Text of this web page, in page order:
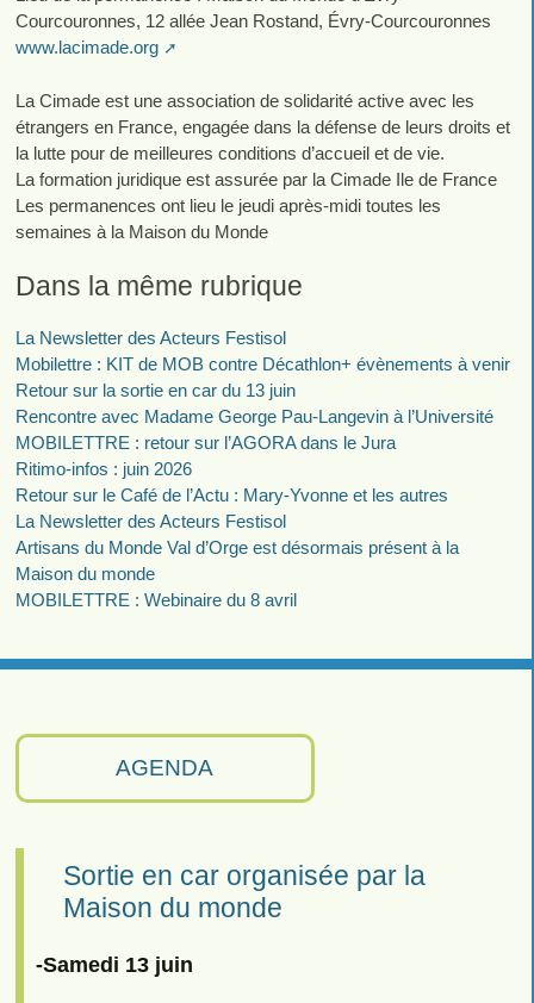
AGENDA
Sortie en car organisée par la
Maison du monde
-Samedi 13 juin
Courcouronnes, 12 allée Jean Rostand, Évry-Courcouronnes
www.lacimade.org
La Cimade est une association de solidarité active avec les
étrangers en France, engagée dans la défense de leurs droits et
la lutte pour de meilleures conditions d’accueil et de vie.
La formation juridique est assurée par la Cimade Ile de France
Les permanences ont lieu le jeudi après-midi toutes les
semaines à la Maison du Monde
Dans la même rubrique
La Newsletter des Acteurs Festisol
Mobilettre : KIT de MOB contre Décathlon+ évènements à venir
Retour sur la sortie en car du 13 juin
Rencontre avec Madame George Pau-Langevin à l’Université
MOBILETTRE : retour sur l’AGORA dans le Jura
Ritimo-infos : juin 2026
Retour sur le Café de l’Actu : Mary-Yvonne et les autres
La Newsletter des Acteurs Festisol
Artisans du Monde Val d’Orge est désormais présent à la
Maison du monde
MOBILETTRE : Webinaire du 8 avril